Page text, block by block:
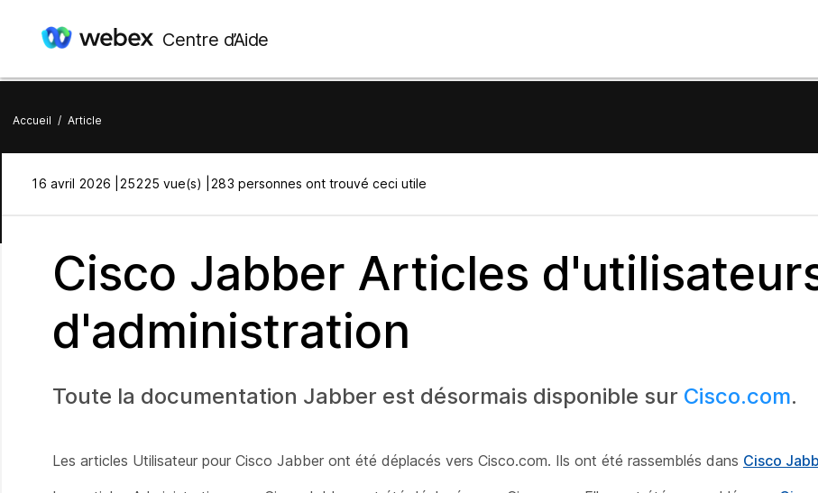
Centre d’Aide
Accueil / Article
16 avril 2026 | 25225 vue(s) | 283 personnes ont trouvé ceci utile
Cisco Jabber Articles
d'administration
Toute la documentation Jabber est désormais disponible sur Cisco.com.
Les articles Utilisateur pour Cisco Jabber ont été déplacés vers Cisco.com. Ils ont été rassemblés dans Cisco